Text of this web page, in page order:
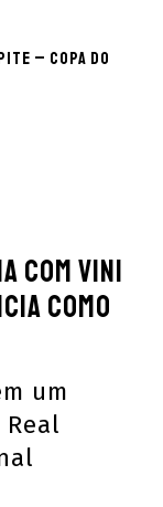
– Copa do
com Vini
como
um